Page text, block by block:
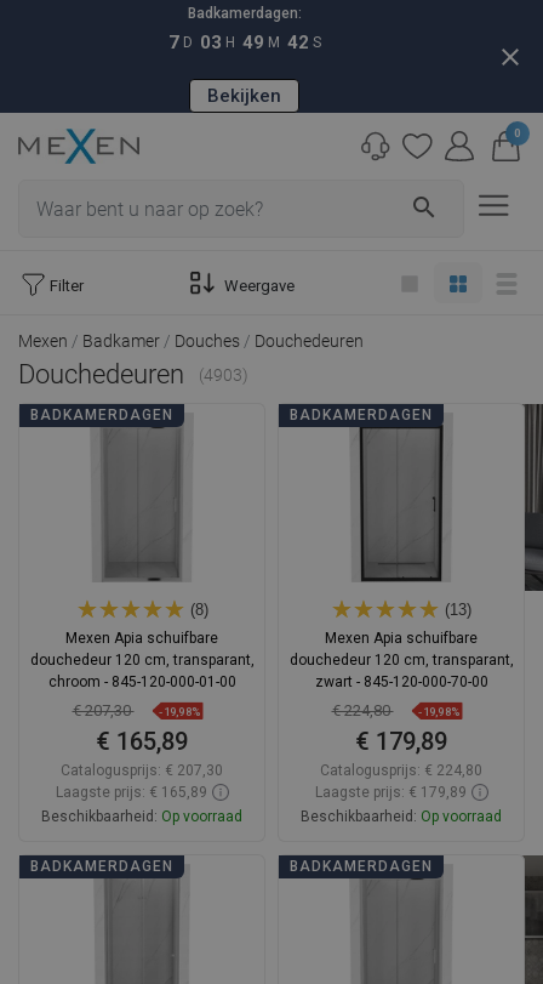
Badkamerdagen:
7 D 03 H 49 M 40 S
Bekijken
close
search
0
Filter Weergave
Mexen Badkamer Douches Douchedeuren
Douchedeuren (4903)
BADKAMERDAGEN
(8)
Mexen Apia schuifbare
douchedeur 120 cm, transparant,
chroom - 845-120-000-01-00
€ 207,30 -19,98%
€ 165,89
Catalogusprijs: € 207,30
Laagste prijs: € 165,89
Beschikbaarheid: Op voorraad
In winkelwagen
BADKAMERDAGEN
(13)
Mexen Apia schuifbare
douchedeur 120 cm, transparant,
zwart - 845-120-000-70-00
€ 224,80 -19,98%
€ 179,89
Catalogusprijs: € 224,80
Laagste prijs: € 179,89
Beschikbaarheid: Op voorraad
In winkelwagen
BADKAMERDAGEN BADKAMERDAGEN